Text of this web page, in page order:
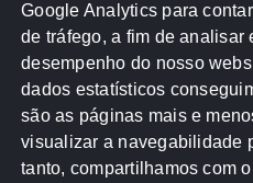
Atricon Audicom
CREA-MT Eventos
MPF Notícias PF
Receita Federal Sem
Google Analytics para
de tráfego, a fim de analisar
desempenho do nosso
dados estatísticos
são as páginas mais e
visualizar a navegabilidade
tanto, compartilhamos com